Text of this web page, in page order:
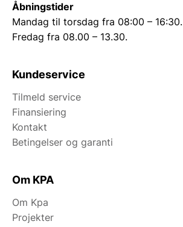
Åbningstider
Mandag til torsdag fra 08:00 – 16:30.
Fredag fra 08.00 – 13.30.
Kundeservice
Tilmeld service
Finansiering
Kontakt
Betingelser og garanti
Om KPA
Om Kpa
Projekter